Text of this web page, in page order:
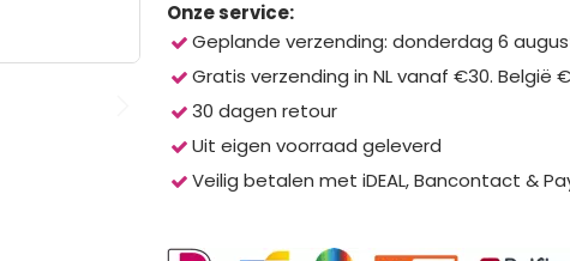
Onze service:
Geplande verzending: donderdag 6
Gratis verzending in NL vanaf €30. België
30 dagen retour
Uit eigen voorraad geleverd
Veilig betalen met iDEAL, Bancontact &